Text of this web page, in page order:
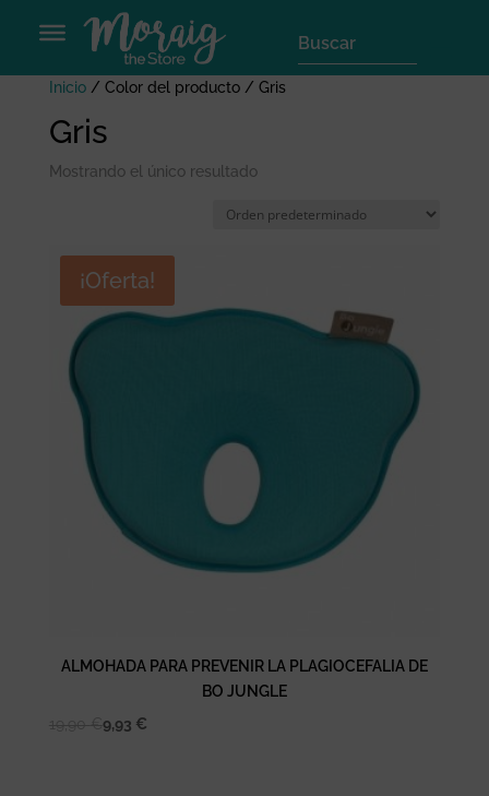
Inicio/ Color del producto / Gris
Gris
Mostrando el único resultado
¡Oferta!
ALMOHADA PARA PREVENIR LA PLAGIOCEFALIA DE
BO JUNGLE
9,93 €